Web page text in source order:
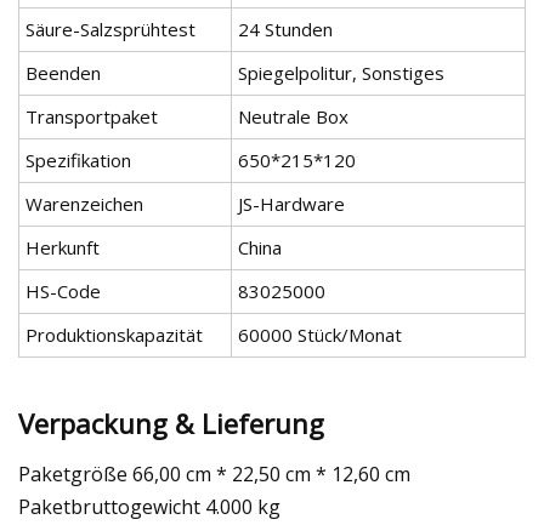
Säure-Salzsprühtest
24 Stunden
Beenden
Spiegelpolitur, Sonstiges
Transportpaket
Neutrale Box
Spezifikation
650*215*120
Warenzeichen
JS-Hardware
Herkunft
China
HS-Code
83025000
Produktionskapazität
60000 Stück/Monat
Verpackung & Lieferung
Paketgröße 66,00 cm * 22,50 cm * 12,60 cm
Paketbruttogewicht 4.000 kg